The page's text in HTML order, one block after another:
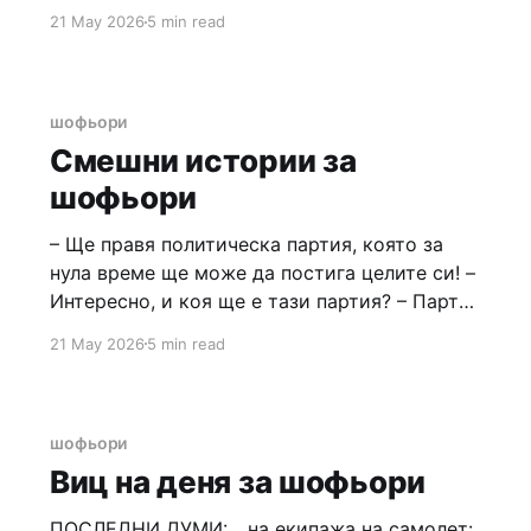
май – Международен ден на пожарникаря,
6 май – Гергьовден.
21 May 20265 min read
шофьори
Смешни истории за
шофьори
– Ще правя политическа партия, която за
нула време ще може да постига целите си! –
Интересно, и коя ще е тази партия? – Партия
винаги се е искало на жените, да кажат на
21 May 20265 min read
шофьори
Виц на деня за шофьори